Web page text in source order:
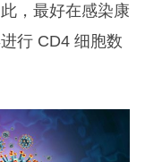
，最好在感染康
行 CD4 细胞数